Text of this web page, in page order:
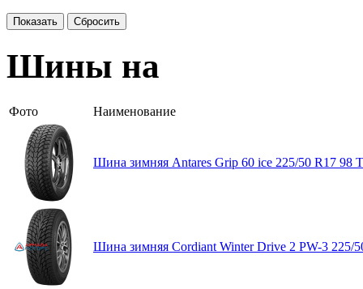
Шины на
Фото Наименование
Шина зимняя Antares Grip 60 ice 225/50 R17 98 T
Шина зимняя Cordiant Winter Drive 2 PW-3 225/